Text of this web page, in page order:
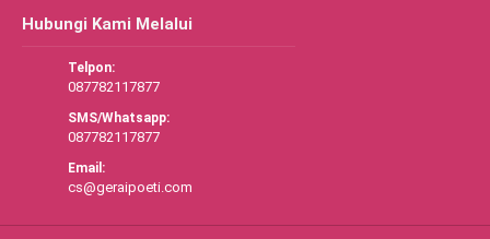
Hubungi Kami Melalui
Telpon:
087782117877
SMS/Whatsapp:
087782117877
Email:
cs@geraipoeti.com